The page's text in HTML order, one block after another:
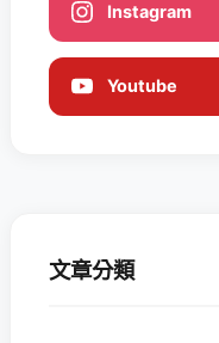
Instagram
Youtube
文章分類